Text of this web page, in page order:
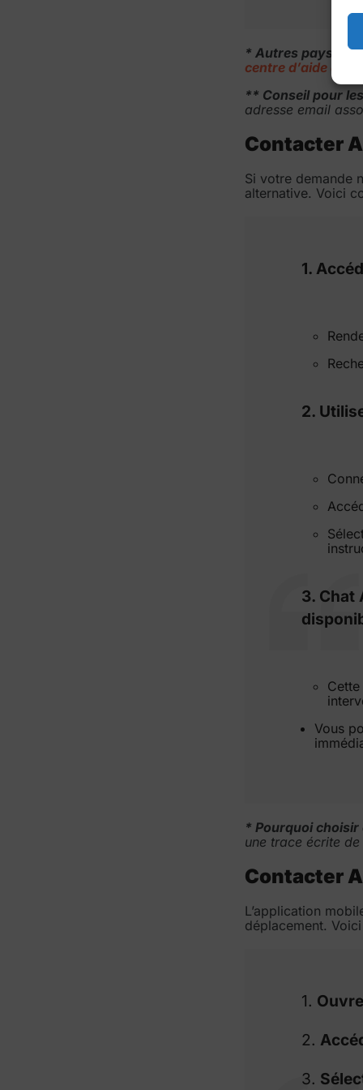
* Autres pays :
centre d’aide
** Conseil pour
adresse email
Contacter
Si votre demande
alternative. Voici
1.
2.
3. Chat
Vous
* Pourquoi choisir
une trace écrite
Contacter
L’application
déplacement.
1.
2.
3.